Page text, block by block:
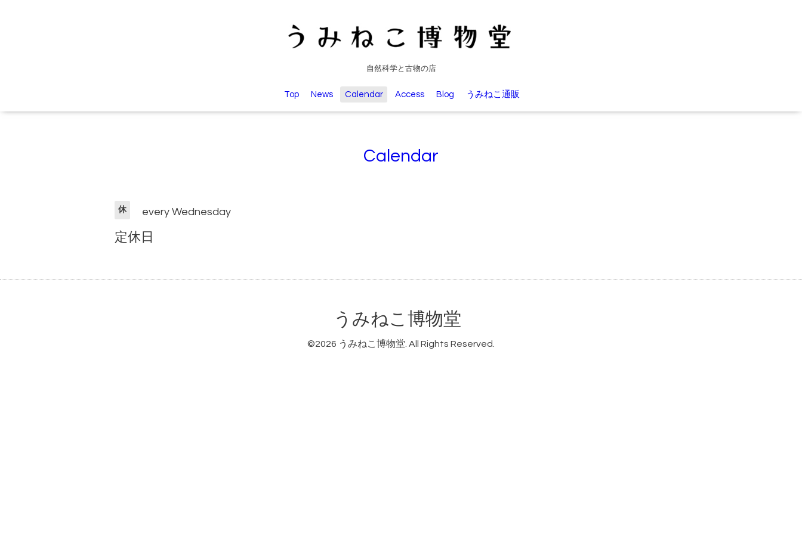
自然科学と古物の店
Top News Calendar Access Blog うみねこ通販
Calendar
休 every Wednesday
定休日
うみねこ博物堂
©2026 うみねこ博物堂. All Rights Reserved.